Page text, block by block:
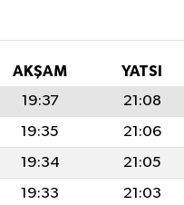
AKŞAM
YATSI
19:37
21:08
19:35
21:06
19:34
21:05
19:33 21:03